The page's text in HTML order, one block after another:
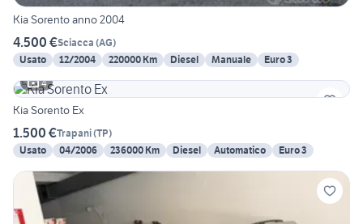
Kia Sorento anno 2004
4.500 €Sciacca (AG)
Usato
12/2004 220000 Km Diesel Manuale
Euro 3
4
Kia Sorento Ex
1.500 €Trapani(TP)
Usato
04/2006 236000 Km Diesel Automatico Euro 3